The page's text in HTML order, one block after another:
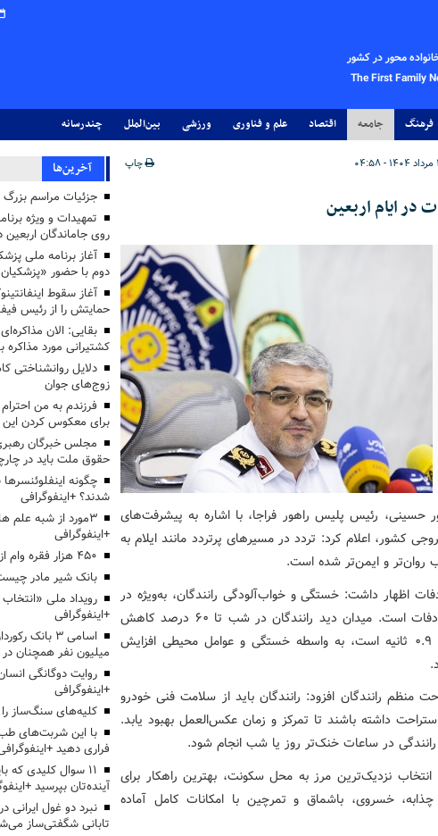
محور در کشور
The First Family
فرهنگ جامعه اقتصاد علم و فناوری ورزشی بین‌الملل چندرسانه
چاپ
در ایام اربعین
حسینی، رئیس پلیس راهور فراجا، با اشاره به پیشرفت‌های
کشور، اعلام کرد: تردد در مسیرهای پرتردد مانند ایلام به
روان‌تر و ایمن‌تر شده است.
اظهار داشت: خستگی و خواب‌آلودگی رانندگان، به‌ویژه در
روزهای اوج بازگشت زائران، مهم‌ترین عامل بروز تصادفات است. میدان دید رانندگان در شب تا 60 درصد کاهش
یافته و زمان عکس‌العمل، که در شرایط عادی حدود 0.9 ثانیه است، به واسطه خستگی و عوامل محیطی افزایش
منظم رانندگان افزود: رانندگان باید از سلامت فنی خودرو
داشته باشند تا تمرکز و زمان عکس‌العمل بهبود یابد.
در ساعات خنک‌تر روز یا شب انجام شود.
نزدیک‌ترین مرز به محل سکونت، بهترین راهکار برای
خسروی، باشماق و تمرچین با امکانات کامل آماده
آخرین‌ها
جزئیات مراسم بزرگ
تمهیدات و ویژه
روی جاماندگان اربعین
دوم با حضور
آغاز سقوط
حمایتش را از رئیس
بقایی: الان
کشتیرانی مورد
دلایل روانشناختی
زوج‌های جوان
برای معکوس کردن این
مجلس خبرگان
حقوق ملت باید در
چگونه
شدند؟ +اینفوگرافی
3مورد از شبه
+اینفوگرافی
۴۵۰ هزار فقره وام ازدواج پرداخت خواهد شد
بانک شیر مادر
+اینفوگرافی
اسامی ۳
میلیون نفر همچنان
روایت دوگانگی
+اینفوگرافی
کلیه‌های سنگ‌ساز را
با این شربت‌های طب
فراری دهید
۱۱ سوال کلیدی که
آینده‌تان بپرسید
تابانی شگفتی‌ساز